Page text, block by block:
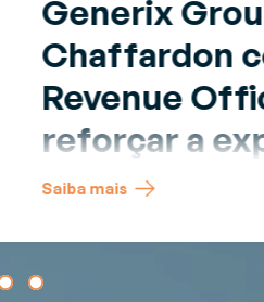
Generix
Chaffardon
Revenue
reforçar a
cliente e
Saiba mais